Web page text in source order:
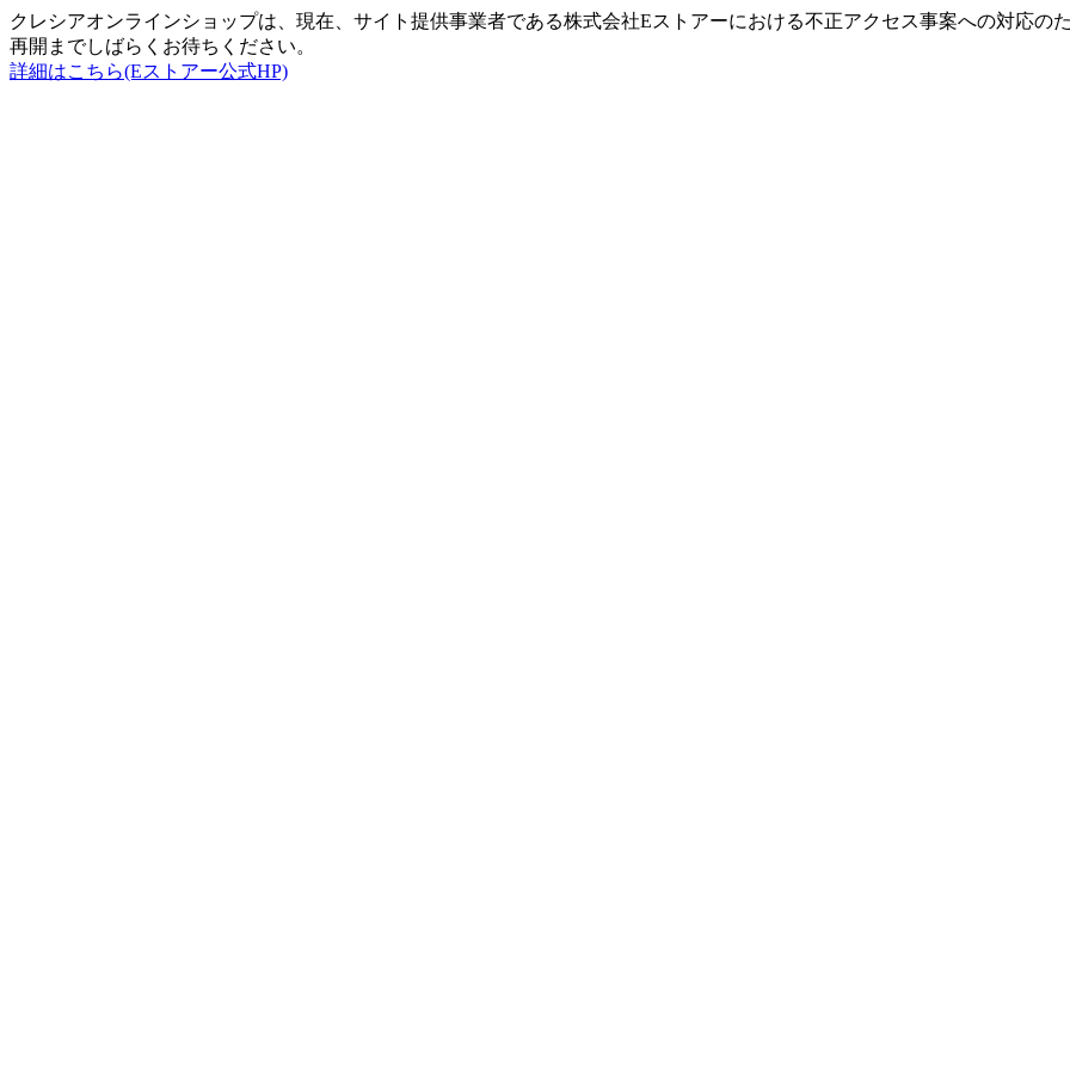
クレシアオンラインショップは、現在、サイト提供事業者である株式会社Eストアーにおける不正アクセス事案への対応の
再開までしばらくお待ちください。
詳細はこちら(Eストアー公式HP)